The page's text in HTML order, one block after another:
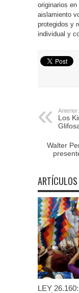
originarios
aislamiento
protegidos y
individual y
Anterior:
Los
Walter
LEY